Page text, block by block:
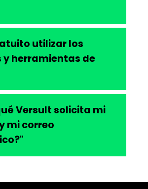
utilizar los
y herramientas de
Versult solicita mi
mi correo